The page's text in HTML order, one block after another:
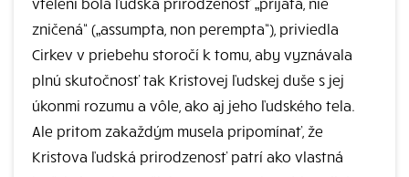
zničená“ („assumpta, non perempta“), priviedla
Cirkev v priebehu storočí k tomu, aby vyznávala
plnú skutočnosť tak Kristovej ľudskej duše s jej
úkonmi rozumu a vôle, ako aj jeho ľudského tela.
Ale pritom zakaždým musela pripomínať, že
Kristova ľudská prirodzenosť patrí ako vlastná